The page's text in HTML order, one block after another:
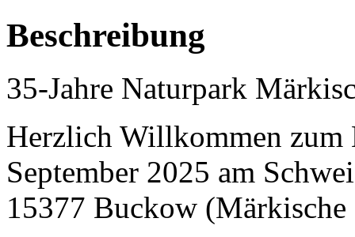
Beschreibung
35-Jahre Naturpark
Herzlich Willkommen zum
September 2025 am
15377 Buckow